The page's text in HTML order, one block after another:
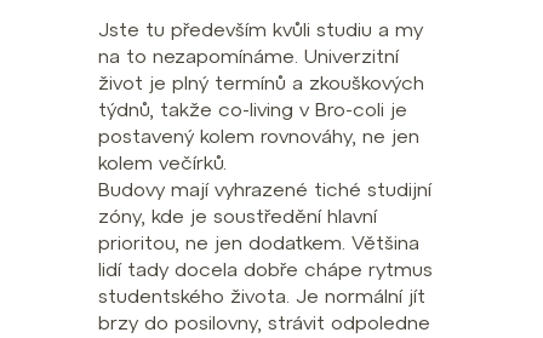
Jste tu především kvůli studiu a my
na to nezapomínáme. Univerzitní
život je plný termínů a zkouškových
týdnů, takže co-living v Bro-coli je
postavený kolem rovnováhy, ne jen
kolem večírků.
Budovy mají vyhrazené tiché studijní
zóny, kde je soustředění hlavní
prioritou, ne jen dodatkem. Většina
lidí tady docela dobře chápe rytmus
studentského života. Je normální jít
brzy do posilovny, strávit odpoledne